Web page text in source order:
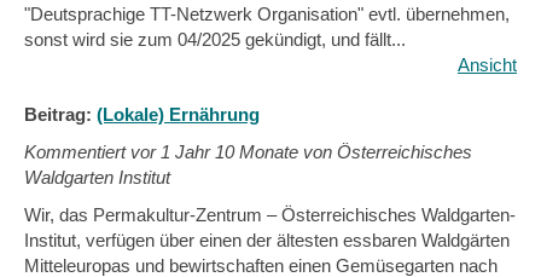
"Deutsprachige TT-Netzwerk Organisation" evtl. übernehmen,
sonst wird sie zum 04/2025 gekündigt, und fällt...
Ansicht
Beitrag: (Lokale) Ernährung
Kommentiert vor 1 Jahr 10 Monate von Österreichisches
Waldgarten Institut
Wir, das Permakultur-Zentrum – Österreichisches Waldgarten-
Institut, verfügen über einen der ältesten essbaren Waldgärten
Mitteleuropas und bewirtschaften einen Gemüsegarten nach